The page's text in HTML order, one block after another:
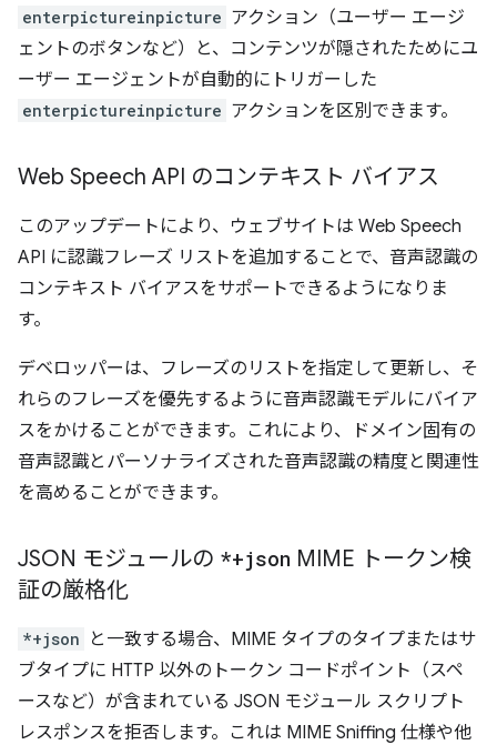
enterpictureinpicture アクション（ユーザー エージ
ェントのボタンなど）と、コンテンツが隠されたためにユ
ーザー エージェントが自動的にトリガーした
enterpictureinpicture アクションを区別できます。
Web Speech API のコンテキスト バイアス
このアップデートにより、ウェブサイトは Web Speech
API に認識フレーズ リストを追加することで、音声認識の
コンテキスト バイアスをサポートできるようになりま
す。
デベロッパーは、フレーズのリストを指定して更新し、そ
れらのフレーズを優先するように音声認識モデルにバイア
スをかけることができます。これにより、ドメイン固有の
音声認識とパーソナライズされた音声認識の精度と関連性
を高めることができます。
JSON モジュールの *+json MIME トークン検
証の厳格化
*+json
と一致する場合、MIME タイプのタイプまたはサ
ブタイプに HTTP 以外のトークン コードポイント（スペ
ースなど）が含まれている JSON モジュール スクリプト
レスポンスを拒否します。これは MIME Sniffing 仕様や他